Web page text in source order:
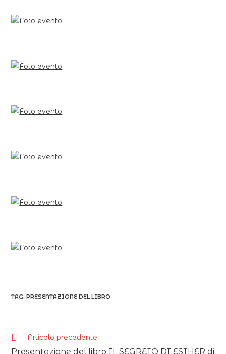
TAG:PRESENTAZIONE DEL LIBRO
Articolo precedente
Presentazione del libro IL SEGRETO DI ESTHER di